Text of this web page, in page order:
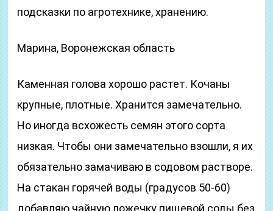
подсказки по агротехнике, хранению.
Марина, Воронежская область
Каменная голова хорошо растет. Кочаны
крупные, плотные. Хранится замечательно.
Но иногда всхожесть семян этого сорта
низкая. Чтобы они замечательно взошли, я их
обязательно замачиваю в содовом растворе.
На стакан горячей воды (градусов 50-60)
добавляю чайную ложечку пищевой соды без